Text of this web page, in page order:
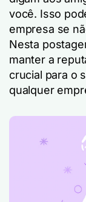
você. Isso
empresa se
Nesta
manter a
crucial para o
qualquer